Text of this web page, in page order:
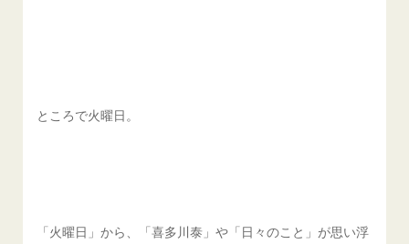
ところで火曜日。
「火曜日」から、「喜多川泰」や「日々のこと」が思い浮